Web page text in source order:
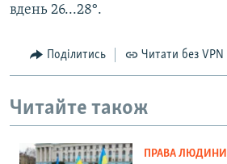
d
вдень 26...28°.
Поділитись Читати без VPN
Читайте також
ПРАВА ЛЮДИНИ